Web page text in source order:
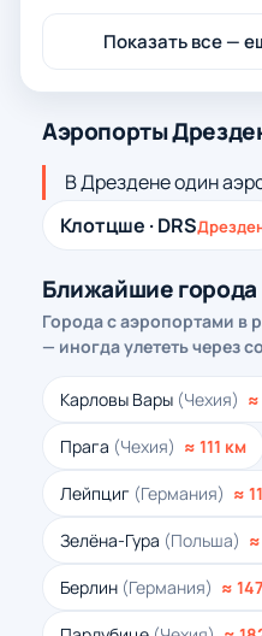
Показать все —
Аэропорты
В Дрездене один
Клотцше · DRS
Ближайшие города
Города с аэропортами в
— иногда улететь через
Карловы Вары (Чехия) ≈
Прага (Чехия) ≈ 111 км
Лейпциг (Германия) ≈
Зелёна-Гура (Польша)
Берлин (Германия) ≈